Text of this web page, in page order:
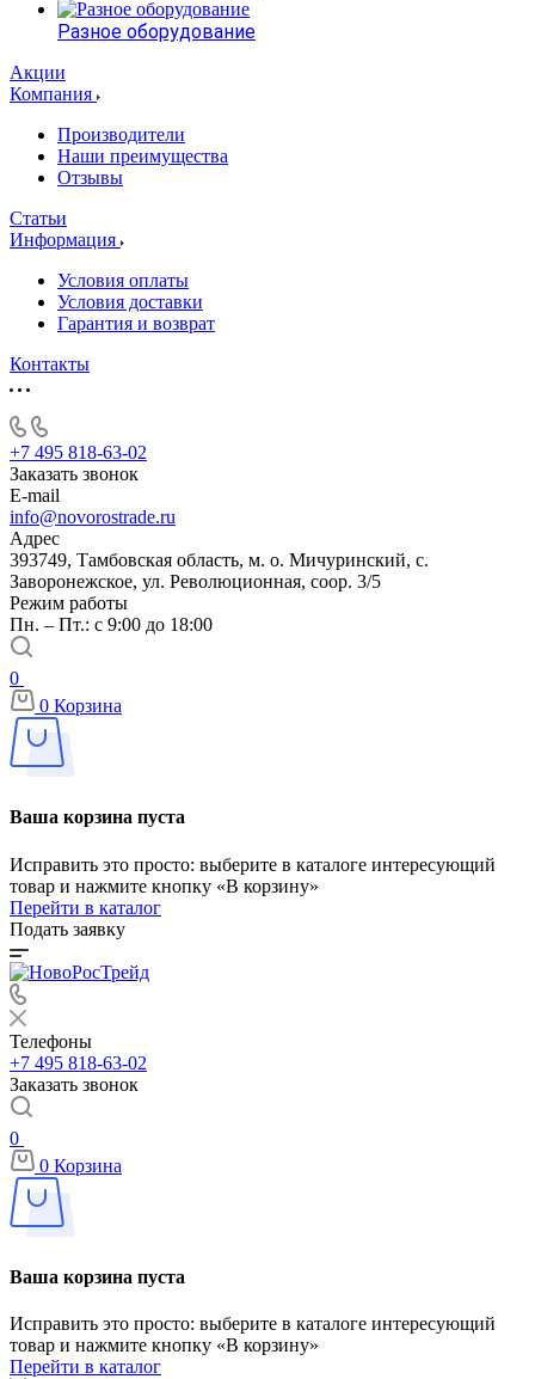
Разное оборудование
Акции
Компания
Производители
Наши преимущества
Отзывы
Статьи
Информация
Условия оплаты
Условия доставки
Гарантия и возврат
Контакты
+7 495 818-63-02
Заказать звонок
E-mail
info@novorostrade.ru
Адрес
393749, Тамбовская область, м. о. Мичуринский, с.
Заворонежское, ул. Революционная, соор. 3/5
Режим работы
Пн. – Пт.: с 9:00 до 18:00
0
0 Корзина
Ваша корзина пуста
Исправить это просто: выберите в каталоге интересующий
товар и нажмите кнопку «В корзину»
Перейти в каталог
Подать заявку
Телефоны
+7 495 818-63-02
Заказать звонок
0
0 Корзина
Ваша корзина пуста
Исправить это просто: выберите в каталоге интересующий
товар и нажмите кнопку «В корзину»
Перейти в каталог